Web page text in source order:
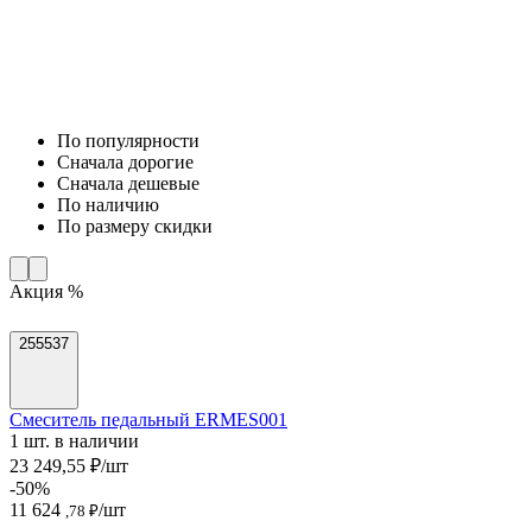
По популярности
Cначала дорогие
Cначала дешевые
По наличию
По размеру скидки
Акция %
255537
Смеситель педальный ERMES001
1 шт. в наличии
23 249,55 ₽/шт
-50%
11 624 ,78 ₽/шт